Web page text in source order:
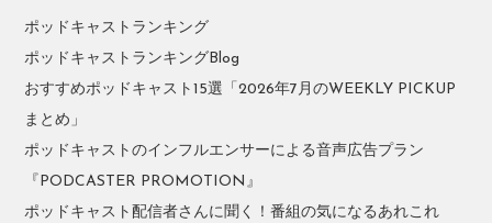
ポッドキャストランキング
ポッドキャストランキングBlog
おすすめポッドキャスト15選「2026年7月のWEEKLY PICKUP
まとめ」
ポッドキャストのインフルエンサーによる音声広告プラン
『PODCASTER PROMOTION』
ポッドキャスト配信者さんに聞く！番組の気になるあれこれ